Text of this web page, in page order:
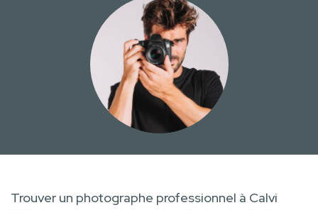
Trouver un photographe professionnel à Calvi